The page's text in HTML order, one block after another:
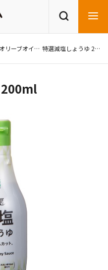
レシピを探す
調味料・油・オリーブオイル 特選減塩しょうゆ 200ml
200ml